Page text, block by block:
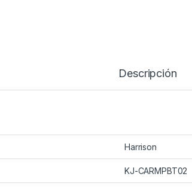
Descripción
Harrison
KJ-CARMPBT02